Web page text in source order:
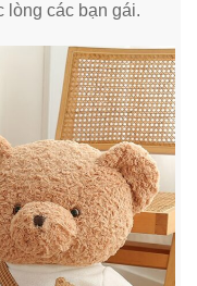
các bạn gái.